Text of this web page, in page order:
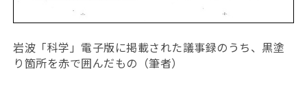
岩波「科学」電子版に掲載された議事録のうち、黒塗
り箇所を赤で囲んだもの（筆者）